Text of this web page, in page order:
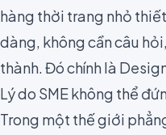
hàng thời trang nhỏ
dàng, không cần câu
thành. Đó chính là
Lý do SME không thể
Trong một thế giới